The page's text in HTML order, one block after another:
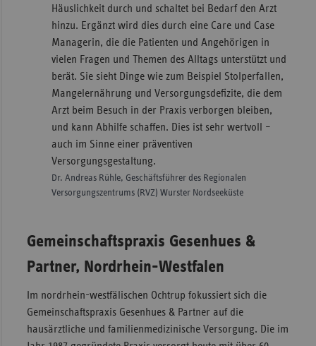
Häuslichkeit durch und schaltet bei Bedarf den Arzt
hinzu. Ergänzt wird dies durch eine Care und Case
Managerin, die die Patienten und Angehörigen in
vielen Fragen und Themen des Alltags unterstützt und
berät. Sie sieht Dinge wie zum Beispiel Stolperfallen,
Mangelernährung und Versorgungsdefizite, die dem
Arzt beim Besuch in der Praxis verborgen bleiben,
und kann Abhilfe schaffen. Dies ist sehr wertvoll –
auch im Sinne einer präventiven
Versorgungsgestaltung.
Dr. Andreas Rühle, Geschäftsführer des Regionalen
Versorgungszentrums (RVZ) Wurster Nordseeküste
Gemeinschaftspraxis Gesenhues &
Partner, Nordrhein-Westfalen
Im nordrhein-westfälischen Ochtrup fokussiert sich die
Gemeinschaftspraxis Gesenhues & Partner auf die
hausärztliche und familienmedizinische Versorgung. Die im